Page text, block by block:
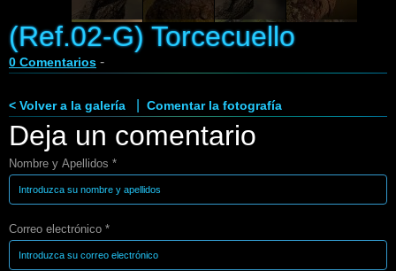
(Ref.02-G) Torcecuello
0 Comentarios -
< Volver a la galería Comentar la fotografía
Deja un comentario
Nombre y Apellidos *
Correo electrónico *